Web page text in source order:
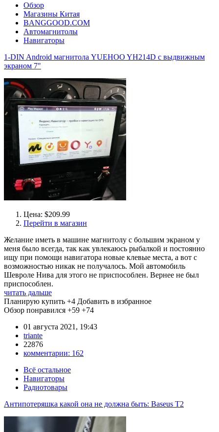
Обзор
Магазины Китая
BANGGOOD.COM
Автомагнитолы
Навигаторы
1-DIN Android магнитола YUEHOO YH214D с выдвижным
экраном 7"
Цена: $209.99
Перейти в магазин
Желание иметь в машине магнитолу с большим экраном у
меня было всегда, так как увлекаюсь рыбалкой и постоянно
ищу при помощи навигатора новые клевые места, а вот с
возможностью никак не получалось. Мой автомобиль
Шевроле Нива для этого не приспособлен. Вернее не был
приспособлен.
читать дальше
Планирую купить +4 Добавить в избранное
Обзор понравился +59 +74
01 августа 2021, 19:43
triante
22876
комментарии: 162
Всё остальное
Навигаторы
Радиотовары
Антипотеряшка какой она не должна быть: Baseus T2